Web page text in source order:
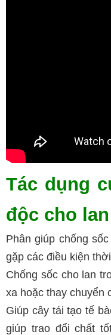
Tác dụng
độc cho
Phân giúp chống
gặp các điều kiện
Chống sốc cho lan
xa hoặc thay chuyển
Giúp cây tái tạo tế
giúp trao đổi chất